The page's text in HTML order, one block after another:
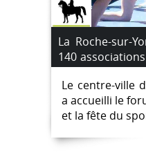
La Roche-sur-
140
ville [Images]
Le centre-ville
a accueilli le
et la fête du